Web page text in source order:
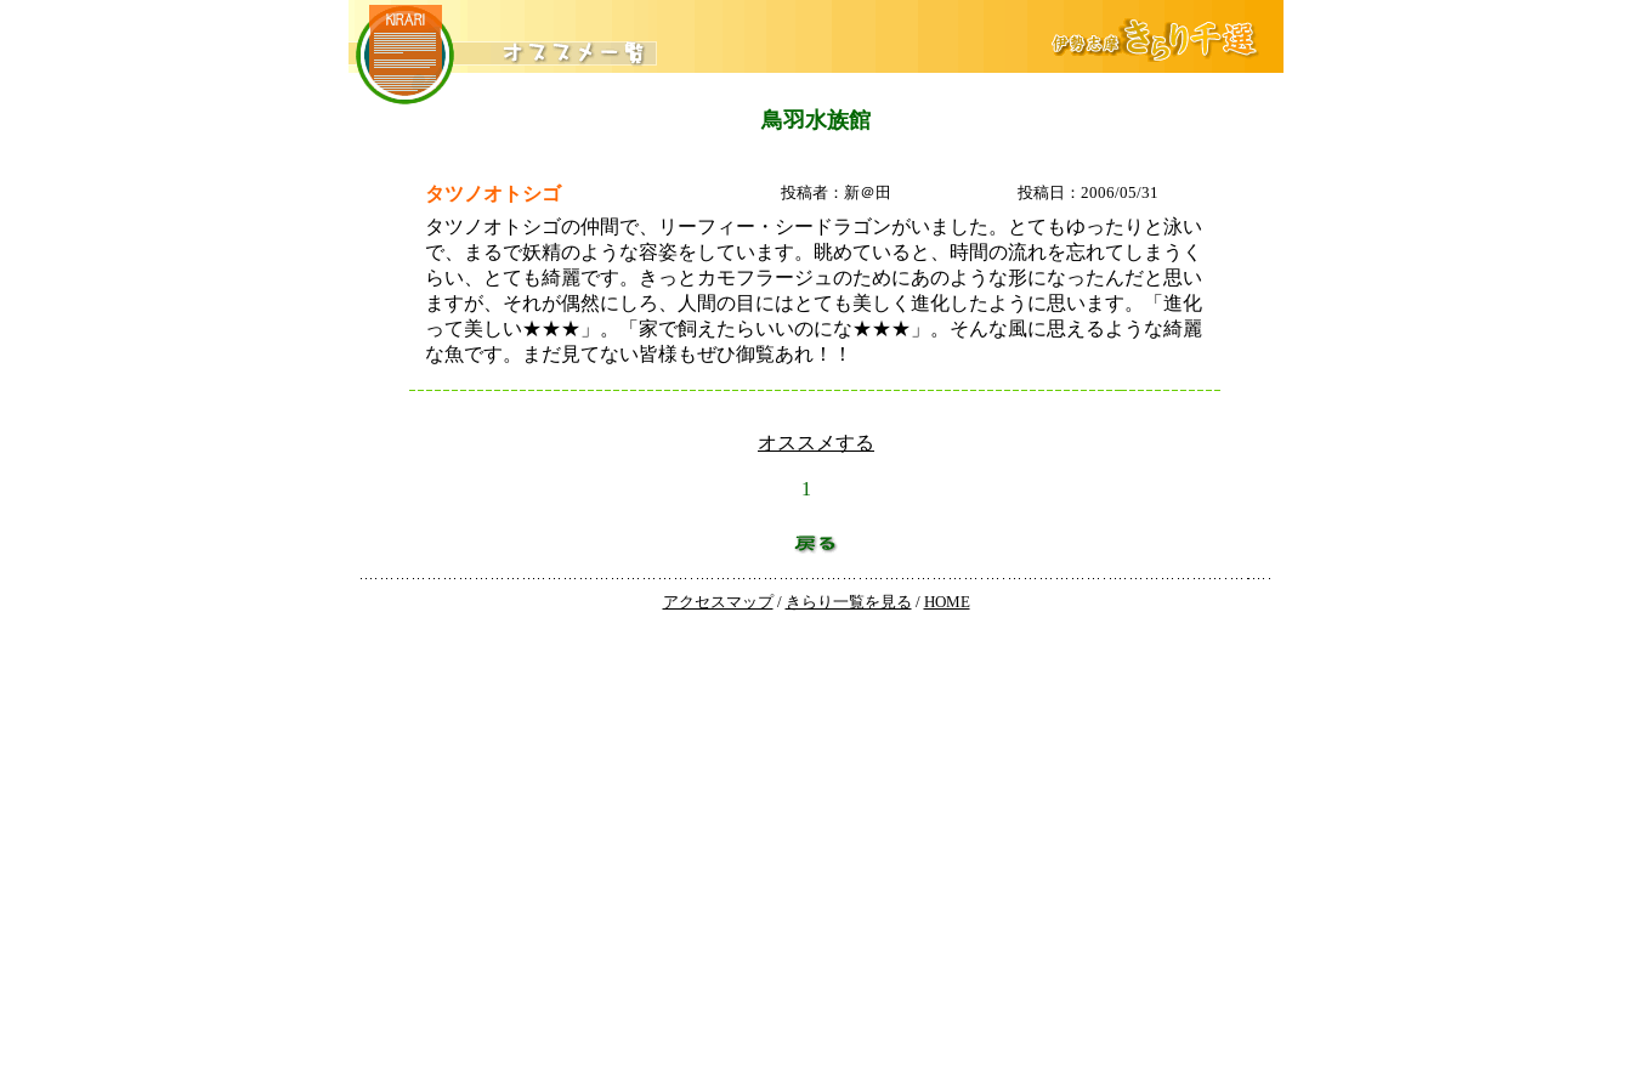
鳥羽水族館
タツノオトシゴ 投稿者：新＠田 投稿日：2006/05/31
タツノオトシゴの仲間で、リーフィー・シードラゴンがいました。とてもゆったりと泳い
で、まるで妖精のような容姿をしています。眺めていると、時間の流れを忘れてしまうく
らい、とても綺麗です。きっとカモフラージュのためにあのような形になったんだと思い
ますが、それが偶然にしろ、人間の目にはとても美しく進化したように思います。「進化
って美しい★★★」。「家で飼えたらいいのにな★★★」。そんな風に思えるような綺麗
な魚です。まだ見てない皆様もぜひ御覧あれ！！
オススメする
1
アクセスマップ/ きらり一覧を見る / HOME